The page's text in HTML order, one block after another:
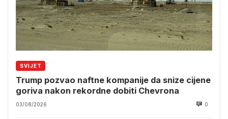
SVIJET
Trump pozvao naftne kompanije da snize cijene
goriva nakon rekordne dobiti Chevrona
03/08/2026 0